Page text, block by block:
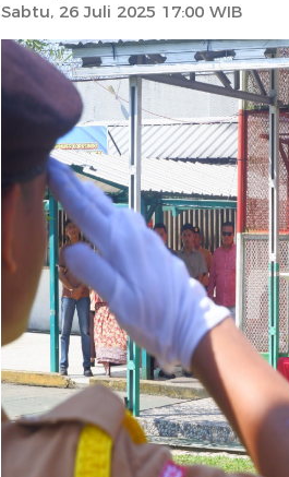
Sabtu, 26 Juli 2025 17:00 WIB